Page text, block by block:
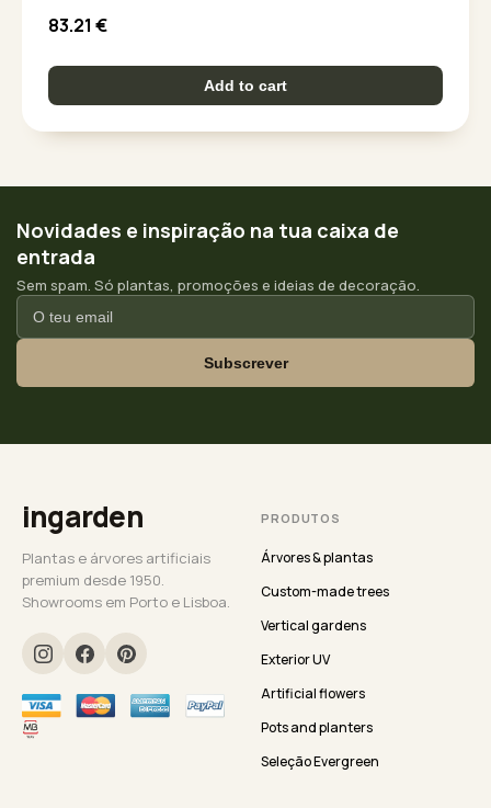
83.21 €
Add to cart
Novidades e inspiração na tua caixa de
entrada
Sem spam. Só plantas, promoções e ideias de decoração.
Subscrever
ingarden
Plantas e árvores artificiais
premium desde 1950.
Showrooms em Porto e Lisboa.
PRODUTOS
Árvores & plantas
Custom-made trees
Vertical gardens
Exterior UV
Artificial flowers
Pots and planters
Seleção Evergreen